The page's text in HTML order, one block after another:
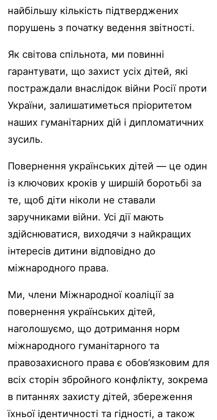
найбільшу кількість підтверджених
порушень з початку ведення звітності.
Як світова спільнота, ми повинні
гарантувати, що захист усіх дітей, які
постраждали внаслідок війни Росії проти
України, залишатиметься пріоритетом
наших гуманітарних дій і дипломатичних
зусиль.
Повернення українських дітей — це один
із ключових кроків у ширшій боротьбі за
те, щоб діти ніколи не ставали
заручниками війни. Усі дії мають
здійснюватися, виходячи з найкращих
інтересів дитини відповідно до
міжнародного права.
Ми, члени Міжнародної коаліції за
повернення українських дітей,
наголошуємо, що дотримання норм
міжнародного гуманітарного та
правозахисного права є обов’язковим для
всіх сторін збройного конфлікту, зокрема
в питаннях захисту дітей, збереження
їхньої ідентичності та гідності, а також